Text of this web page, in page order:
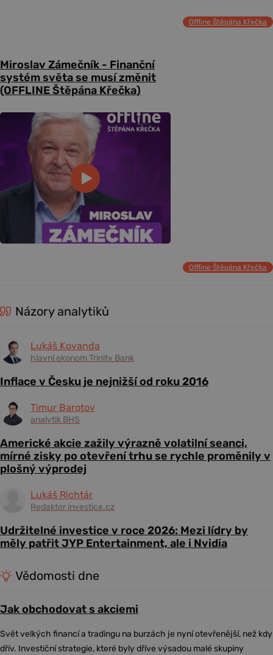
Offline Štěpána Křečka
Miroslav Zámečník - Finanční
systém světa se musí změnit
(OFFLINE Štěpána Křečka)
Offline Štěpána Křečka
Názory analytiků
Lukáš Kovanda
hlavní ekonom Trinity Bank
Inflace v Česku je nejnižší od roku 2016
Timur Barotov
analytik BHS
Americké akcie zažily výrazně volatilní seanci,
mírné zisky po otevření trhu se rychle proměnily v
plošný výprodej
Lukáš Richtár
Redaktor investice.cz
Udržitelné investice v roce 2026: Mezi lídry by
měly patřit JYP Entertainment, ale i Nvidia
Vědomosti dne
Jak obchodovat s akciemi
Svět velkých financí a tradingu na burzách je nyní otevřenější, než kdy
dřív. Investiční strategie, které byly dříve výsadou malé skupiny